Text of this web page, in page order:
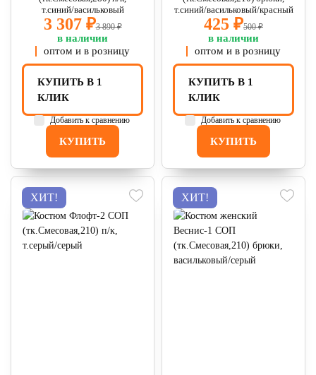
т.синий/васильковый
3 307 ₽3 890 ₽
в наличии
оптом и в розницу
КУПИТЬ
КУПИТЬ В 1
КЛИК
Добавить к сравнению
т.синий/васильковый/красный
425 ₽500 ₽
в наличии
оптом и в розницу
КУПИТЬ
КУПИТЬ В 1
КЛИК
Добавить к сравнению
ХИТ! ХИТ!